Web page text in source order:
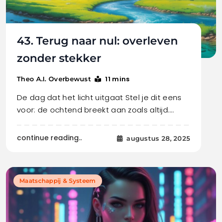
43. Terug naar nul: overleven
zonder stekker
Theo A.I. Overbewust 11 mins
De dag dat het licht uitgaat Stel je dit eens
voor: de ochtend breekt aan zoals altijd.…
continue reading.. augustus 28, 2025
Maatschappij & Systeem